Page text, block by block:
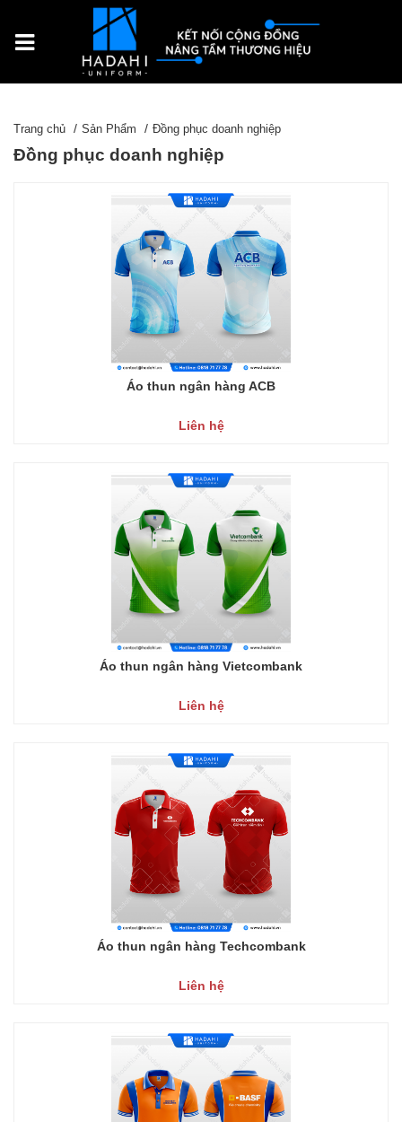
Trang chủ Sản Phẩm Đồng phục doanh nghiệp
Đồng phục doanh nghiệp
Áo thun ngân hàng ACB
Liên hệ
Áo thun ngân hàng Vietcombank
Liên hệ
Áo thun ngân hàng Techcombank
Liên hệ